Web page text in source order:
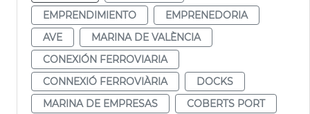
EMPRENDIMIENTO
EMPRENEDORIA
AVE
MARINA DE VALÈNCIA
CONEXIÓN FERROVIARIA
CONNEXIÓ FERROVIÀRIA
DOCKS
MARINA DE EMPRESAS
COBERTS PORT